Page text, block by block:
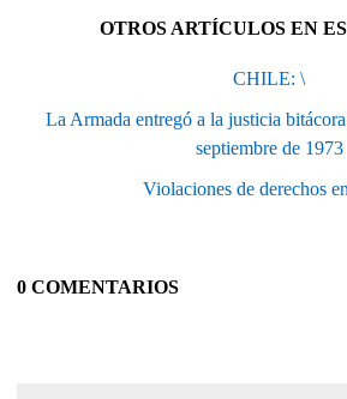
OTROS ARTÍCULOS EN
CHILE: \
La Armada entregó a la justicia bitácora
septiembre de 1973
Violaciones de derechos
0 COMENTARIOS